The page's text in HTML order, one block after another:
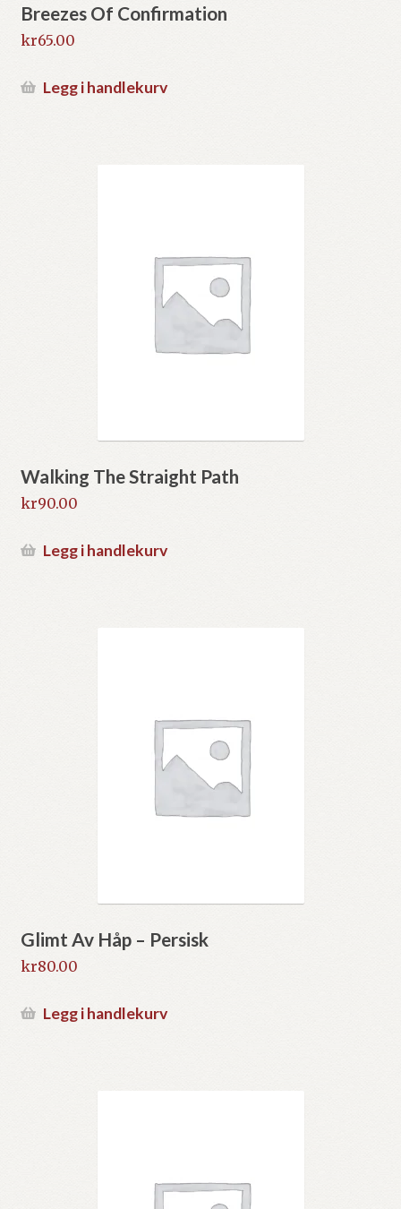
Breezes Of Confirmation
kr65.00
Legg i handlekurv
Walking The Straight Path
kr90.00
Legg i handlekurv
Glimt Av Håp – Persisk
kr80.00
Legg i handlekurv